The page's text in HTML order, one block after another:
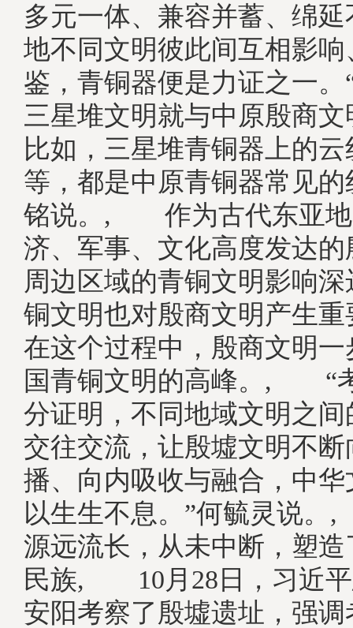
多元一体、兼容并蓄、绵
地不同文明彼此间互相影
鉴，青铜器便是力证之一。
三星堆文明就与中原殷商
比如，三星堆青铜器上的
等，都是中原青铜器常见的
铭说。, 作为古代东亚地
济、军事、文化高度发达
周边区域的青铜文明影响
铜文明也对殷商文明产生
在这个过程中，殷商文明
国青铜文明的高峰。, “
分证明，不同地域文明之
交往交流，让殷墟文明不
播、向内吸收与融合，中
以生生不息。”何毓灵说
源远流长，从未中断，塑
民族, 10月28日，习近平
安阳考察了殷墟遗址，强